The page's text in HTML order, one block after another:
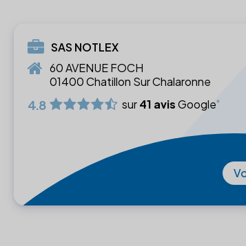
SAS NOTLEX
60 AVENUE FOCH
01400 Chatillon Sur Chalaronne
4.8 sur41 avisGoogle